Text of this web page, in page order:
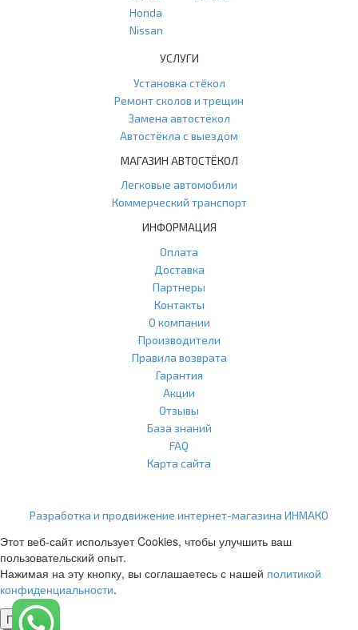
Honda
Nissan
УСЛУГИ
Установка стёкол
Ремонт сколов и трещин
Замена автостёкол
Автостёкла с выездом
МАГАЗИН АВТОСТЁКОЛ
Легковые автомобили
Коммерческий транспорт
ИНФОРМАЦИЯ
Оплата
Доставка
Партнеры
Контакты
О компании
Производители
Правила возврата
Гарантия
Акции
Отзывы
База знаний
FAQ
Карта сайта
Разработка и продвижение интернет-магазина ИНМАКО
Этот веб-сайт использует Cookies, чтобы улучшить ваш
пользовательский опыт.
Нажимая на эту кнопку, вы соглашаетесь с нашей политикой
конфиденциальности.
Понятно